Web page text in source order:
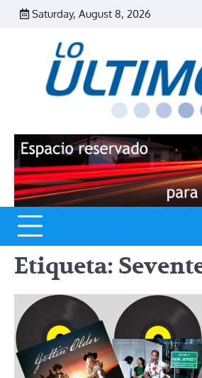
Skip
Saturday, August 8, 2026
Etiqueta: